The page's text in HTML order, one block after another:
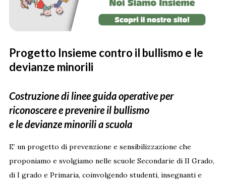
Progetto Insieme contro il bullismo e le
devianze minorili
Costruzione di linee guida operative per
riconoscere e prevenire il bullismo
e le devianze minorili a scuola
E’ un progetto di prevenzione e sensibilizzazione che
proponiamo e svolgiamo nelle scuole Secondarie di II Grado,
di I grado e Primaria, coinvolgendo studenti, insegnanti e